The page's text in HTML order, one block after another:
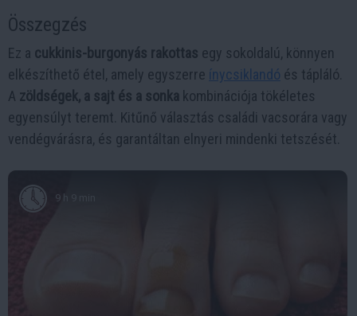
Összegzés
Ez a cukkinis-burgonyás rakottas egy sokoldalú, könnyen
elkészíthető étel, amely egyszerre ínycsiklandó és tápláló.
A zöldségek, a sajt és a sonka kombinációja tökéletes
egyensúlyt teremt. Kitűnő választás családi vacsorára vagy
vendégvárásra, és garantáltan elnyeri mindenki tetszését.
9 h 9 min